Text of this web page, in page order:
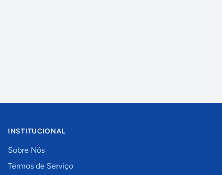
INSTITUCIONAL
Sobre Nós
Termos de Serviço